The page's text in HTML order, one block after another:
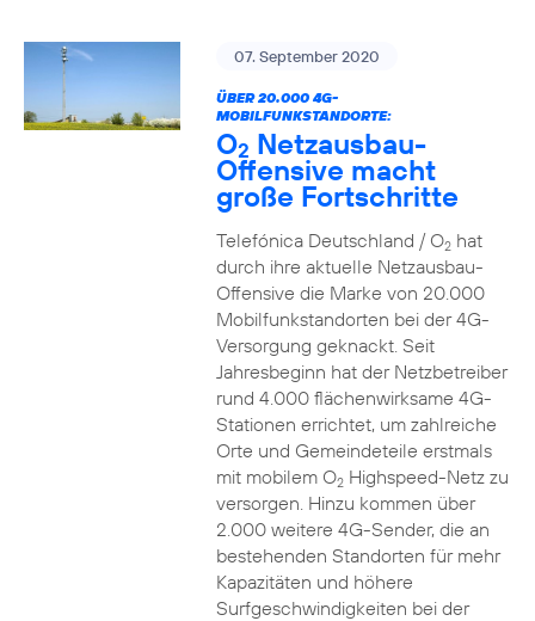
07. September 2020
ÜBER 20.000 4G-
MOBILFUNKSTANDORTE:
O2 Netzausbau-
Offensive macht
große Fortschritte
Telefónica Deutschland / O2hat
durch ihre aktuelle Netzausbau-
Offensive die Marke von 20.000
Mobilfunkstandorten bei der 4G-
Versorgung geknackt. Seit
Jahresbeginn hat der Netzbetreiber
rund 4.000 flächenwirksame 4G-
Stationen errichtet, um zahlreiche
Orte und Gemeindeteile erstmals
mit mobilem O2Highspeed-Netz zu
versorgen. Hinzu kommen über
2.000 weitere 4G-Sender, die an
bestehenden Standorten für mehr
Kapazitäten und höhere
Surfgeschwindigkeiten bei der